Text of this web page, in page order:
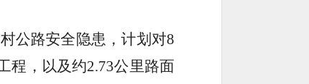
公路安全隐患，计划对8
程，以及约2.73公里路面